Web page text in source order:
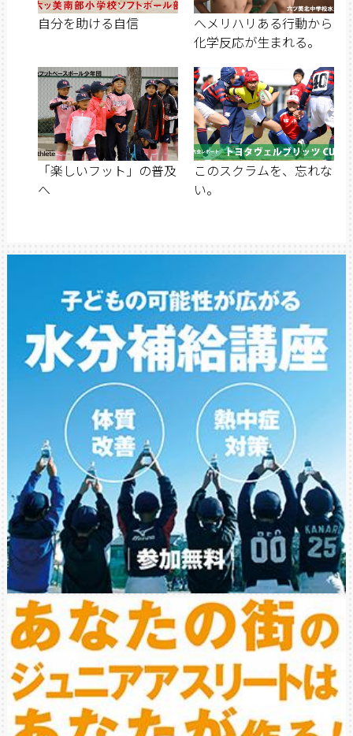
自分を助ける自信
へメリハリある行動から
化学反応が生まれる。
「楽しいフット」の普及
へ
このスクラムを、忘れな
い。